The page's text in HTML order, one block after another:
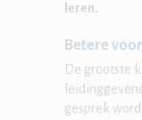
leren.
Betere
De grootste
gesprek